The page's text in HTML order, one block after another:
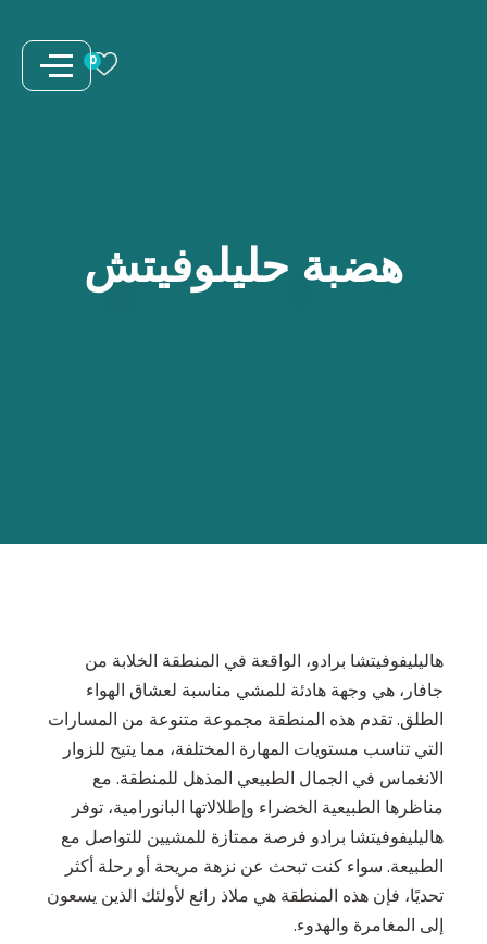
0
هضبة حليلوفيتش
هاليليفوفيتشا برادو، الواقعة في المنطقة الخلابة من
جافار، هي وجهة هادئة للمشي مناسبة لعشاق الهواء
الطلق. تقدم هذه المنطقة مجموعة متنوعة من المسارات
التي تناسب مستويات المهارة المختلفة، مما يتيح للزوار
الانغماس في الجمال الطبيعي المذهل للمنطقة. مع
مناظرها الطبيعية الخضراء وإطلالاتها البانورامية، توفر
هاليليفوفيتشا برادو فرصة ممتازة للمشيين للتواصل مع
الطبيعة. سواء كنت تبحث عن نزهة مريحة أو رحلة أكثر
تحديًا، فإن هذه المنطقة هي ملاذ رائع لأولئك الذين يسعون
إلى المغامرة والهدوء.